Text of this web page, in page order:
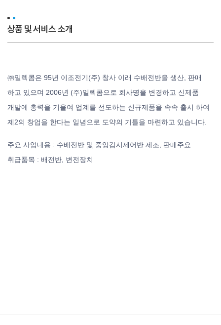
상품 및 서비스 소개
㈜일렉콤은 95년 이조전기(주) 창사 이래 수배전반을 생산, 판매
하고 있으며 2006년 (주)일렉콤으로 회사명을 변경하고 신제품
개발에 총력을 기울여 업계를 선도하는 신규제품을 속속 출시 하여
제2의 창업을 한다는 일념으로 도약의 기틀을 마련하고 있습니다.
주요 사업내용 : 수배전반 및 중앙감시제어반 제조, 판매주요
취급품목 : 배전반, 변전장치